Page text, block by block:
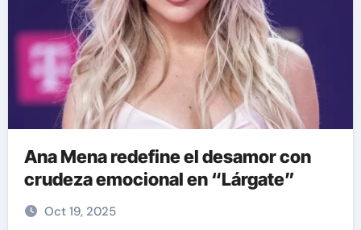
Ana Mena redefine el desamor con
crudeza emocional en “Lárgate”
Oct 19, 2025